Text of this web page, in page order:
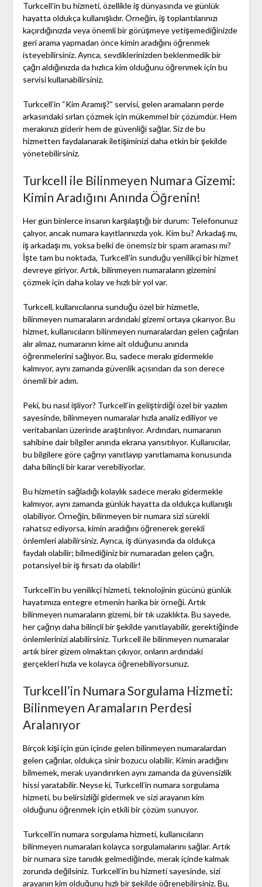
Turkcell’in bu hizmeti, özellikle iş dünyasında ve günlük
hayatta oldukça kullanışlıdır. Örneğin, iş toplantılarınızı
kaçırdığınızda veya önemli bir görüşmeye yetişemediğinizde
geri arama yapmadan önce kimin aradığını öğrenmek
isteyebilirsiniz. Ayrıca, sevdiklerinizden beklenmedik bir
çağrı aldığınızda da hızlıca kim olduğunu öğrenmek için bu
servisi kullanabilirsiniz.
Turkcell’in “Kim Aramış?” servisi, gelen aramaların perde
arkasındaki sırları çözmek için mükemmel bir çözümdür. Hem
merakınızı giderir hem de güvenliği sağlar. Siz de bu
hizmetten faydalanarak iletişiminizi daha etkin bir şekilde
yönetebilirsiniz.
Turkcell ile Bilinmeyen Numara Gizemi:
Kimin Aradığını Anında Öğrenin!
Her gün binlerce insanın karşılaştığı bir durum: Telefonunuz
çalıyor, ancak numara kayıtlarınızda yok. Kim bu? Arkadaş mı,
iş arkadaşı mı, yoksa belki de önemsiz bir spam araması mı?
İşte tam bu noktada, Turkcell’in sunduğu yenilikçi bir hizmet
devreye giriyor. Artık, bilinmeyen numaraların gizemini
çözmek için daha kolay ve hızlı bir yol var.
Turkcell, kullanıcılarına sunduğu özel bir hizmetle,
bilinmeyen numaraların ardındaki gizemi ortaya çıkarıyor. Bu
hizmet, kullanıcıların bilinmeyen numaralardan gelen çağrıları
alır almaz, numaranın kime ait olduğunu anında
öğrenmelerini sağlıyor. Bu, sadece merakı gidermekle
kalmıyor, aynı zamanda güvenlik açısından da son derece
önemli bir adım.
Peki, bu nasıl işliyor? Turkcell’in geliştirdiği özel bir yazılım
sayesinde, bilinmeyen numaralar hızla analiz ediliyor ve
veritabanları üzerinde araştırılıyor. Ardından, numaranın
sahibine dair bilgiler anında ekrana yansıtılıyor. Kullanıcılar,
bu bilgilere göre çağrıyı yanıtlayıp yanıtlamama konusunda
daha bilinçli bir karar verebiliyorlar.
Bu hizmetin sağladığı kolaylık sadece merakı gidermekle
kalmıyor, aynı zamanda günlük hayatta da oldukça kullanışlı
olabiliyor. Örneğin, bilinmeyen bir numara sizi sürekli
rahatsız ediyorsa, kimin aradığını öğrenerek gerekli
önlemleri alabilirsiniz. Ayrıca, iş dünyasında da oldukça
faydalı olabilir; bilmediğiniz bir numaradan gelen çağrı,
potansiyel bir iş fırsatı da olabilir!
Turkcell’in bu yenilikçi hizmeti, teknolojinin gücünü günlük
hayatımıza entegre etmenin harika bir örneği. Artık
bilinmeyen numaraların gizemi, bir tık uzaklıkta. Bu sayede,
her çağrıyı daha bilinçli bir şekilde yanıtlayabilir, gerektiğinde
önlemlerinizi alabilirsiniz. Turkcell ile bilinmeyen numaralar
artık birer gizem olmaktan çıkıyor, onların ardındaki
gerçekleri hızla ve kolayca öğrenebiliyorsunuz.
Turkcell’in Numara Sorgulama Hizmeti:
Bilinmeyen Aramaların Perdesi
Aralanıyor
Birçok kişi için gün içinde gelen bilinmeyen numaralardan
gelen çağrılar, oldukça sinir bozucu olabilir. Kimin aradığını
bilmemek, merak uyandırırken aynı zamanda da güvensizlik
hissi yaratabilir. Neyse ki, Turkcell’in numara sorgulama
hizmeti, bu belirsizliği gidermek ve sizi arayanın kim
olduğunu öğrenmek için etkili bir çözüm sunuyor.
Turkcell’in numara sorgulama hizmeti, kullanıcıların
bilinmeyen numaraları kolayca sorgulamalarını sağlar. Artık
bir numara size tanıdık gelmediğinde, merak içinde kalmak
zorunda değilsiniz. Turkcell’in bu hizmeti sayesinde, sizi
arayanın kim olduğunu hızlı bir şekilde öğrenebilirsiniz. Bu,